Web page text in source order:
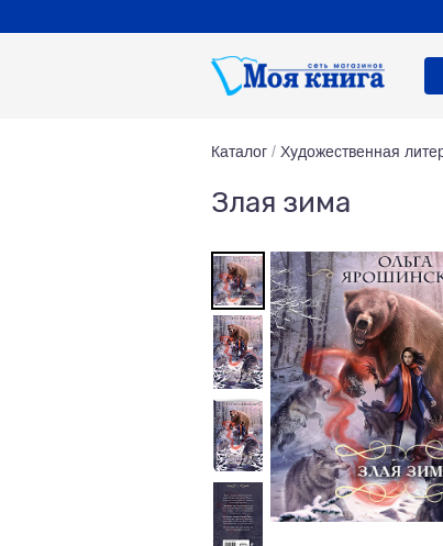
Каталог / Художественная
Злая зима